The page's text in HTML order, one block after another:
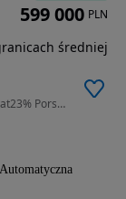
3996 cm3 • 571 KM • Porsche Panamera Turbo S Fvat23% Porsche Warszawa Wawer
Automatyczna
599 000 PLN
średniej